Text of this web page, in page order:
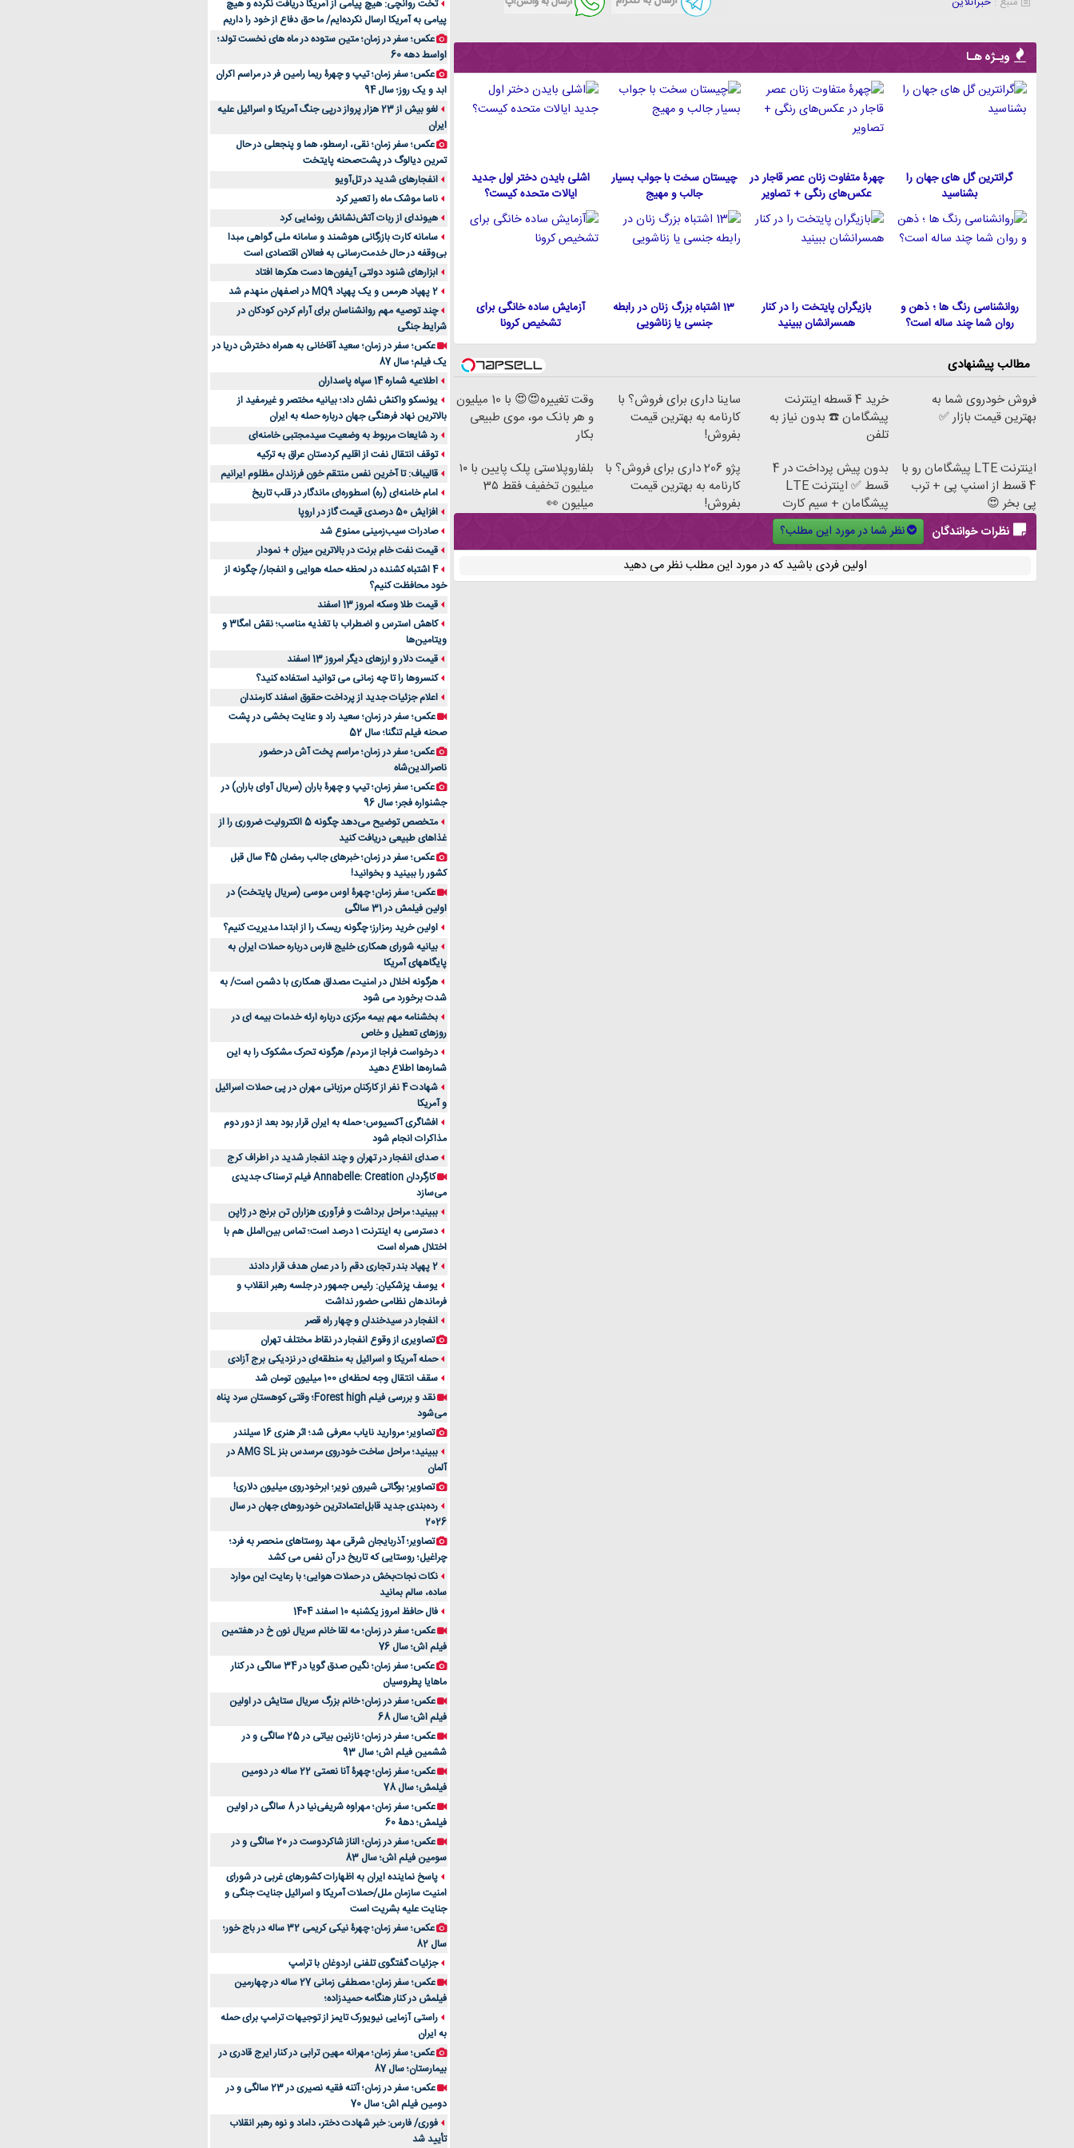
ویـژه هـا
گرانترین گل های جهان را
بشناسید
چهرۀ متفاوت زنان عصر قاجار در
عکس‌های رنگی + تصاویر
چیستان سخت با جواب بسیار
جالب و مهیج
اشلی بایدن دختر اول جدید
ایالات متحده كيست؟
روانشناسی رنگ ها ؛ ذهن و
روان شما چند ساله است؟
بازیگران پایتخت را در کنار
همسرانشان ببینید
13 اشتباه بزرگ زنان در رابطه
جنسی یا زناشویی
آزمایش ساده خانگی برای
تشخیص کرونا
مطالب پیشنهادی
فروش خودروی شما به
بهترین قیمت بازار ✅
خرید 4 قسطه اینترنت
پیشگامان ☎️ بدون نیاز به
تلفن
ساینا داری برای فروش؟ با
کارنامه به بهترین قیمت
بفروش!
وقت تغییره😍😍 با 10 میلیون
و هر بانک مو، موی طبیعی
بکار
اینترنت LTE پیشگامان رو با
4 قسط از اسنپ پی + ترب
پی بخر 😍
بدون پیش پرداخت در 4
قسط ✅ اینترنت LTE
پیشگامان + سیم کارت
رایگان
پژو 206 داری برای فروش؟ با
کارنامه به بهترین قیمت
بفروش!
بلفاروپلاستی پلک پایین با ۱۰
میلیون تخفیف فقط 3۵
میلیون 👀
نظرات خوانندگان
نظر شما در مورد این مطلب؟
اولین فردی باشید که در مورد این مطلب نظر می دهید
راهنمای جامع بهترین کفش ورزشی برای دویدن و استفاده
روزمره | بررسی ۱۲ مدل برتر
تخت روانچی: هیچ پیامی از آمریکا دریافت نکرده و هیچ
پیامی به آمریکا ارسال نکرده‌ایم/ ما حق دفاع از خود را داریم
عکس؛ سفر در زمان؛ متین ستوده در ماه های نخست تولد؛
اواسط دهه 60
عکس؛ سفر زمان؛ تیپ و چهرۀ ریما رامین فر در مراسم اکران
ابد و یک روز؛ سال 94
لغو بیش از 23 هزار پرواز درپی جنگ آمریکا و اسرائیل علیه
ایران
عکس؛ سفر زمان؛ نقی، ارسطو، هما و پنجعلی در حال
تمرین دیالوگ در پشت‌صحنه پایتخت
انفجارهای شدید در تل‌آویو
ناسا موشک ماه را تعمیر کرد
هیوندای از ربات آتش‌نشانش رونمایی کرد
سامانه کارت بازرگانی هوشمند و سامانه ملی گواهی مبدا
بی‌وقفه در حال خدمت‌رسانی به فعالان اقتصادی است
ابزارهای شنود دولتی آیفون‌ها دست هکرها افتاد
2 پهپاد هرمس و یک پهپاد MQ9 در اصفهان منهدم شد
چند توصیه مهم روانشناسان برای آرام کردن کودکان در
شرایط جنگی
عکس؛ سفر در زمان؛ سعید آقاخانی به همراه دخترش دریا در
یک فیلم؛ سال 87
اطلاعیه شماره 14 سپاه پاسداران
یونسکو واکنش نشان داد؛ بیانیه مختصر و غیرمفید از
بالاترین نهاد فرهنگی جهان درباره حمله به ایران
رد شایعات مربوط به وضعیت سیدمجتبی خامنه‌ای
توقف انتقال نفت از اقلیم کردستان عراق به ترکیه
قالیباف: تا آخرین نفس منتقم خون فرزندان مظلوم ایرانیم
امام خامنه‌ای (ره) اسطوره‌ای ماندگار در قلب تاریخ
افزایش 50 درصدی قیمت گاز در اروپا
صادرات سیب‌زمینی ممنوع شد
قیمت نفت خام برنت در بالاترین میزان + نمودار
4 اشتباه کشنده در لحظه حمله هوایی و انفجار/ چگونه از
خود محافظت کنیم؟
قیمت طلا وسکه امروز 13 اسفند
کاهش استرس و اضطراب با تغذیه مناسب؛ نقش امگا3 و
ویتامین‌ها
قیمت دلار و ارزهای دیگر امروز 13 اسفند
کنسروها را تا چه زمانی می توانید استفاده کنید؟
اعلام جزئیات جدید از پرداخت حقوق اسفند کارمندان
عکس؛ سفر در زمان؛ سعید راد و عنایت بخشی در پشت
صحنه فیلم تنگنا؛ سال 52
عکس؛ سفر در زمان؛ مراسم پخت آش در حضور
ناصرالدین‌شاه
عکس؛ سفر زمان؛ تیپ و چهرۀ باران (سریال آوای باران) در
جشنواره فجر؛ سال 96
متخصص توضیح می‌دهد چگونه 5 الکترولیت ضروری را از
غذاهای طبیعی دریافت کنید
عکس؛ سفر در زمان؛ خبرهای جالب رمضان 45 سال قبل
کشور را ببینید و بخوانید!
عکس؛ سفر زمان؛ چهرۀ اوس موسی (سریال پایتخت) در
اولین فیلمش در 31 سالگی
اولین خرید رمزارز؛ چگونه ریسک را از ابتدا مدیریت کنیم؟
بیانیه شورای همکاری خلیج فارس درباره حملات ایران به
پایگاههای آمریکا
هرگونه اخلال در امنیت مصداق همکاری با دشمن است/ به
شدت برخورد می شود
بخشنامه مهم بیمه مرکزی درباره ارئه خدمات بیمه ای در
روزهای تعطیل و خاص
درخواست فراجا از مردم/ هرگونه تحرک مشکوک را به این
شماره‌ها اطلاع دهید
شهادت 4 نفر از کارکنان مرزبانی مهران در پی حملات اسرائیل
و آمریکا
افشاگری آکسیوس؛ حمله به ایران قرار بود بعد از دور دوم
مذاکرات انجام شود
صدای انفجار در تهران و چند انفجار شدید در اطراف کرج
کارگردان Annabelle: Creation فیلم ترسناک جدیدی
می‌سازد
ببینید؛ مراحل برداشت و فرآوری هزاران تن برنج در ژاپن
دسترسی به اینترنت 1 درصد است؛ تماس بین‌الملل هم با
اختلال همراه است
2 پهپاد بندر تجاری دقم را در عمان هدف قرار دادند
یوسف پزشکیان: رئیس جمهور در جلسه رهبر انقلاب و
فرماندهان نظامی حضور نداشت
انفجار در سیدخندان و چهار راه قصر
تصاویری از وقوع انفجار در نقاط مختلف تهران
حمله آمریکا و اسرائیل به منطقه‌ای در نزدیکی برج آزادی
سقف انتقال وجه لحظه‌ای 100 میلیون تومان شد
نقد و بررسی فیلم Forest high؛ وقتی کوهستان سرد پناه
می‌شود
تصاویر؛ مروارید نایاب معرفی شد؛ اثر هنری 16 سیلندر
ببینید؛ مراحل ساخت خودروی مرسدس بنز AMG SL در
آلمان
تصاویر؛ بوگاتی شیرون نویر؛ ابرخودروی میلیون دلاری!
رده‌بندی جدید قابل‌اعتمادترین خودروهای جهان در سال
2026
تصاویر؛ آذربایجان شرقی مهد روستاهای منحصر به فرد؛
چراغیل؛ روستایی که تاریخ در آن نفس می کشد
نکات نجات‌بخش در حملات هوایی؛ با رعایت این موارد
ساده، سالم بمانید
فال حافظ امروز یکشنبه 10 اسفند 1404
عکس؛ سفر در زمان؛ مه لقا خانم سریال نون خ در هفتمین
فیلم اش؛ سال 76
عکس؛ سفر زمان؛ نگین صدق گویا در 34 سالگی در کنار
ماهایا پطروسیان
عکس؛ سفر در زمان؛ خانم بزرگ سریال ستایش در اولین
فیلم اش؛ سال 68
عکس؛ سفر در زمان؛ نازنین بیاتی در 25 سالگی و در
ششمین فیلم اش؛ سال 93
عکس؛ سفر زمان؛ چهرۀ آنا نعمتی 22 ساله در دومین
فیلمش؛ سال 78
عکس؛ سفر زمان؛ مهراوه شریفی‌نیا در 8 سالگی در اولین
فیلمش؛ دهۀ 60
عکس؛ سفر در زمان؛ الناز شاکردوست در 20 سالگی و در
سومین فیلم اش؛ سال 83
پاسخ نماینده ایران به اظهارات کشورهای غربی در شورای
امنیت سازمان ملل/حملات آمریکا و اسرائیل جنایت جنگی و
جنایت علیه بشریت است
عکس؛ سفر زمان؛ چهرۀ نیکی کریمی 32 ساله در باج خور؛
سال 82
جزئیات گفتگوی تلفنی اردوغان با ترامپ
عکس؛ سفر زمان؛ مصطفی زمانی 27 ساله در چهارمین
فیلمش در کنار هنگامه حمیدزاده؛
راستی آزمایی نیویورک تایمز از توجیهات ترامپ برای حمله
به ایران
عکس؛ سفر زمان؛ مهرانه مهین ترابی در کنار ایرج قادری در
بیمارستان؛ سال 87
عکس؛ سفر در زمان؛ آتنه فقیه نصیری در 23 سالگی و در
دومین فیلم اش؛ سال 70
فوری/ فارس: خبر شهادت دختر، داماد و نوه رهبر انقلاب
تأیید شد